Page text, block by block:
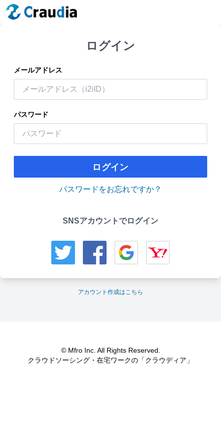
ログイン
メールアドレス
パスワード
ログイン
パスワードをお忘れですか？
SNSアカウントでログイン
アカウント作成はこちら
© Mfro Inc. All Rights Reserved.
クラウドソーシング・在宅ワークの「クラウディア」